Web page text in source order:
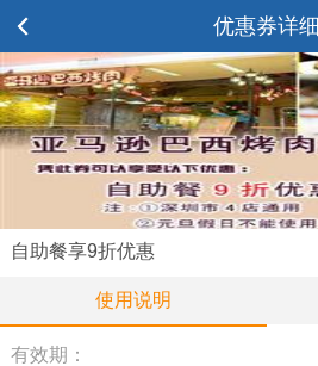
优惠券详细
自助餐享9折优惠
使用说明
有效期：